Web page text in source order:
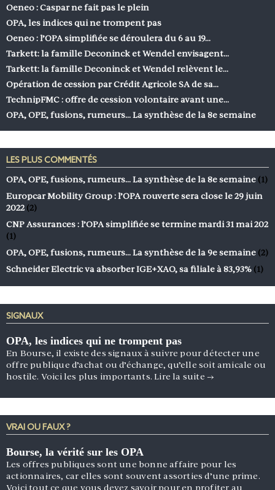
Oeneo : Caspar ne fait pas le plein
OPA, les indices qui ne trompent pas
Oeneo : l’OPA simplifiée se déroulera du 6 au 19…
Tarkett: la famille Deconinck et Wendel envisagent…
Tarkett: la famille Deconinck et Wendel relèvent le…
Opération de cession par Crédit Agricole SA de sa…
TechnipFMC : offre de cession volontaire avant une…
OPA, OPE, fusions, rumeurs… La synthèse de la 8e semaine
LES PLUS COMMENTÉS
OPA, OPE, fusions, rumeurs… La synthèse de la 8e semaine (1)
Europcar Mobility Group : l’OPA rouverte sera close le 29 juin
2022 (2)
CNP Assurances : l’OPA simplifiée se termine mardi 31 mai 202
(1)
OPA, OPE, fusions, rumeurs… La synthèse de la 9e semaine (2)
Schneider Electric va absorber IGE+XAO, sa filiale à 83,93% (1)
SIGNAUX
OPA, les indices qui ne trompent pas
En Bourse, il existe des signaux à suivre pour détecter une
offre publique d’achat ou d’échange, qu’elle soit amicale ou
hostile. Voici les plus importants.Lire la suite →
VRAI OU FAUX ?
Bourse, la vérité sur les OPA
Les offres publiques sont une bonne affaire pour les
actionnaires, car elles sont souvent assorties d’une prime.
Voici tout ce que vous devez savoir pour en profiter au